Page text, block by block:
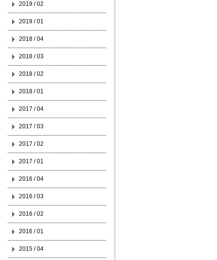
2019 / 02
2019 / 01
2018 / 04
2018 / 03
2018 / 02
2018 / 01
2017 / 04
2017 / 03
2017 / 02
2017 / 01
2016 / 04
2016 / 03
2016 / 02
2016 / 01
2015 / 04